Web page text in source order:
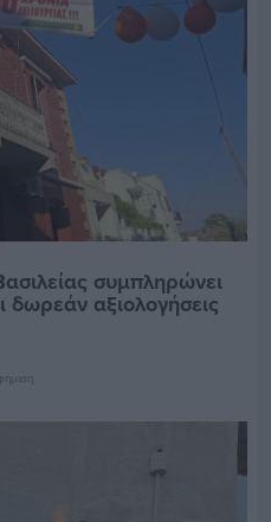
συμπληρώνει
δωρεάν αξιολογήσεις